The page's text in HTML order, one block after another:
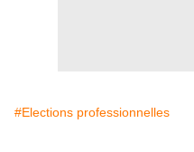
#Elections professionnelles